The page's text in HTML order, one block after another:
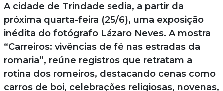
A cidade de Trindade sedia, a partir da
próxima quarta-feira (25/6), uma exposição
inédita do fotógrafo Lázaro Neves. A mostra
“Carreiros: vivências de fé nas estradas da
romaria”, reúne registros que retratam a
rotina dos romeiros, destacando cenas como
carros de boi, celebrações religiosas, novenas,